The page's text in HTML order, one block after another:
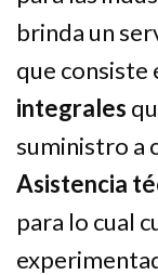
brinda un
que consiste
integrales
suministro a
Asistencia
para lo cual